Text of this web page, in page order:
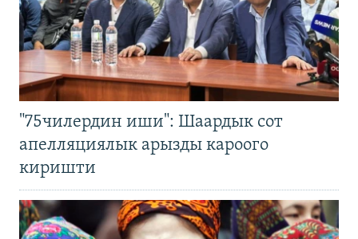
"75чилердин иши": Шаардык сот
апелляциялык арызды кароого
киришти